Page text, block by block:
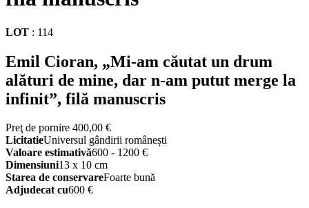
LOT : 114
Emil Cioran, „Mi-am căutat un drum
alături de mine, dar n-am putut merge la
infinit”, filă manuscris
Preţ de pornire 400,00 €
LicitatieUniversul gândirii românești
Valoare estimativă600 - 1200 €
Dimensiuni13 x 10 cm
Starea de conservareFoarte bună
Adjudecat cu600 €